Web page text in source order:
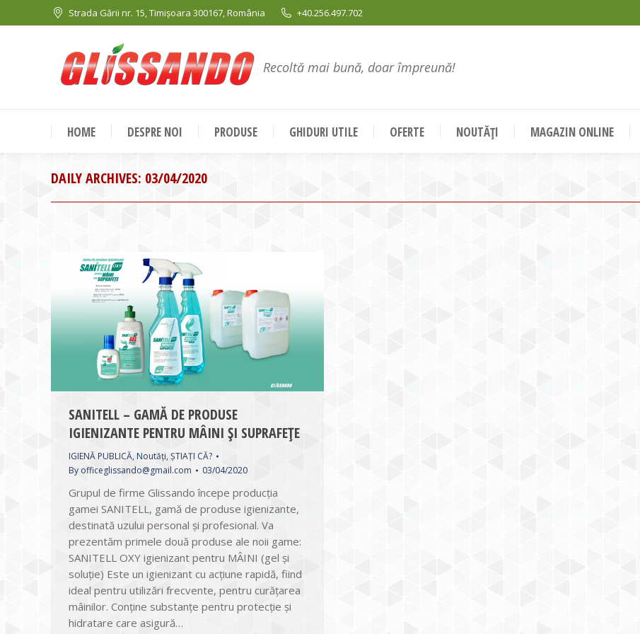
Strada Gării nr. 15, Timișoara 300167, România +40.256.497.702
Recoltă mai bună, doar împreună!
HOME DESPRE NOI PRODUSE GHIDURI UTILE OFERTE NOUTĂȚI MAGAZIN ONLINE
DAILY ARCHIVES: 03/04/2020
SANITELL – GAMĂ DE PRODUSE
IGIENIZANTE PENTRU MÂINI ȘI SUPRAFEȚE
IGIENĂ PUBLICĂ,Noutăți,ȘTIAȚI CĂ?
By officeglissando@gmail.com 03/04/2020
Grupul de firme Glissando începe producția
gamei SANITELL, gamă de produse igienizante,
destinată uzului personal și profesional. Va
prezentăm primele două produse ale noii game:
SANITELL OXY igienizant pentru MÂINI (gel și
soluție) Este un igienizant cu acțiune rapidă, fiind
ideal pentru utilizări frecvente, pentru curățarea
mâinilor. Conține substanțe pentru protecție și
hidratare care asigură…